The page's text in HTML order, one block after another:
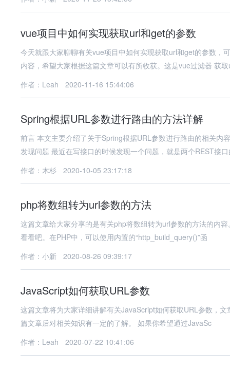
vue项目中如何实现获取url和get的参数
今天就跟大家聊聊有关vue项目中如何实现获取url和get的参数，
内容，希望大家根据这篇文章可以有所收获。这是vue过滤器 获
作者：Leah
2020-11-16 15:44:06
Spring根据URL参数进行路由的方法详解
前言 本文主要介绍了关于Spring根据URL参数进行路由的相关内
发现问题 最近在写接口的时候发现一个问题，就是两个REST接
作者：木杉
2020-10-05 23:17:18
php将数组转为url参数的方法
这篇文章给大家分享的是有关php将数组转为url参数的方法的内
看看吧。在PHP中，可以使用内置的“http_build_query()”函
作者：小新
2020-08-26 09:39:17
JavaScript如何获取URL参数
这篇文章将为大家详细讲解有关JavaScript如何获取URL参数，
篇文章后对相关知识有一定的了解。 如果你希望通过JavaSc
作者：Leah
2020-07-22 10:41:06